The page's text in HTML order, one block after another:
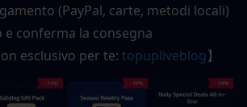
(PayPal, carte, metodi locali)
e conferma la consegna
esclusivo per te: topupliveblog】